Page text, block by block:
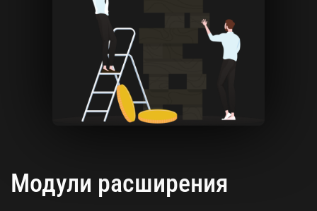
Модули расширения